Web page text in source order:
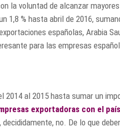
la voluntad de alcanzar
1,8 % hasta abril de 2016,
españolas, Arabia
para las empresas
2014 al 2015 hasta sumar un
exportadoras con el
no. De lo que